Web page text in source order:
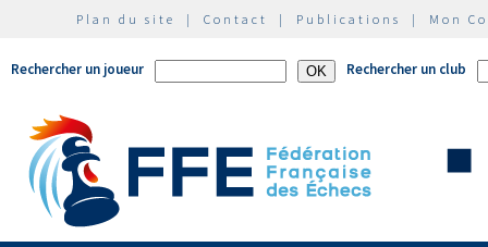
Plan du site | Contact | Publications | Mon
Rechercher un joueur Rechercher un club